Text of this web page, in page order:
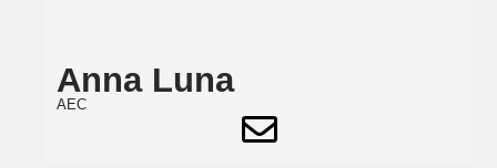
Anna Luna
AEC